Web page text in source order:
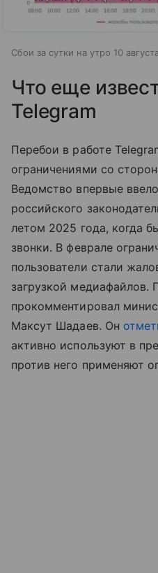
Сбои за сутки на утро 10 августа
Что еще
Telegram
Перебои в работе
ограничениями со
Ведомство впервые
российского
летом 2025 года, когда
звонки. В феврале
пользователи стали
загрузкой медиафайлов.
прокомментировал
Максут Шадаев. Он
активно используют в
против него применяют